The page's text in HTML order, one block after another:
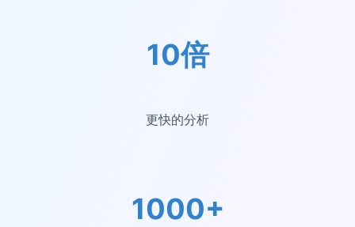
10倍
更快的分析
1000+